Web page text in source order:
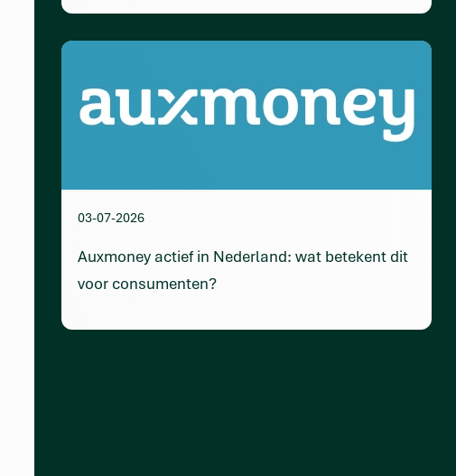
03-07-2026
Auxmoney actief in Nederland: wat betekent dit
voor consumenten?